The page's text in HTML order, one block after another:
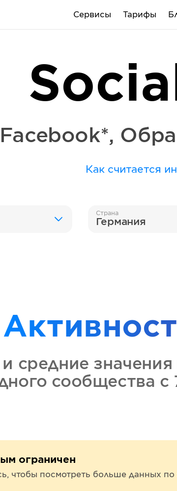
Сервисы Тарифы
Facebook*,
Как считается
Страна
Германия
и средние
сообщества с
ограничен
чтобы посмотреть больше данных по